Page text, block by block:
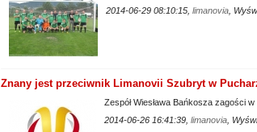
2014-06-29 08:10:15, limanovia,
Znany jest przeciwnik Limanovii Szubryt w
Zespół Wiesława Bańkosza zagości w
2014-06-26 16:41:39, limanovia,